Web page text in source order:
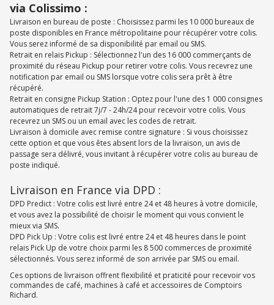
via Colissimo :
Livraison en bureau de poste : Choisissez parmi les 10 000 bureaux de
poste disponibles en France métropolitaine pour récupérer votre colis.
Vous serez informé de sa disponibilité par email ou SMS.
Retrait en relais Pickup : Sélectionnez l'un des 16 000 commerçants de
proximité du réseau Pickup pour retirer votre colis. Vous recevrez une
notification par email ou SMS lorsque votre colis sera prêt à être
récupéré.
Retrait en consigne Pickup Station : Optez pour l'une des 1 000 consignes
automatiques de retrait 7j/7 - 24h/24 pour recevoir votre colis. Vous
recevrez un SMS ou un email avec les codes de retrait.
Livraison à domicile avec remise contre signature : Si vous choisissez
cette option et que vous êtes absent lors de la livraison, un avis de
passage sera délivré, vous invitant à récupérer votre colis au bureau de
poste indiqué.
Livraison en France via DPD :
DPD Predict : Votre colis est livré entre 24 et 48 heures à votre domicile,
et vous avez la possibilité de choisir le moment qui vous convient le
mieux via SMS.
DPD Pick Up : Votre colis est livré entre 24 et 48 heures dans le point
relais Pick Up de votre choix parmi les 8 500 commerces de proximité
sélectionnés. Vous serez informé de son arrivée par SMS ou email.
Ces options de livraison offrent flexibilité et praticité pour recevoir vos
commandes de café, machines à café et accessoires de Comptoirs
Richard.